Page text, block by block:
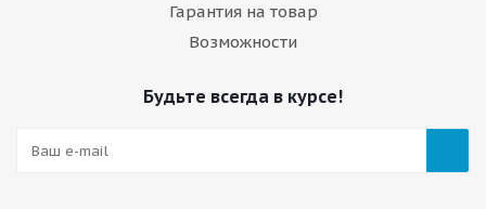
Гарантия на товар
Возможности
Будьте всегда в курсе!